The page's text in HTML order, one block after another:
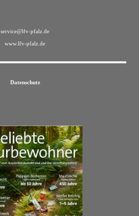
service@lfv-pfalz.de
www.lfv-pfalz.de
Datenschutz